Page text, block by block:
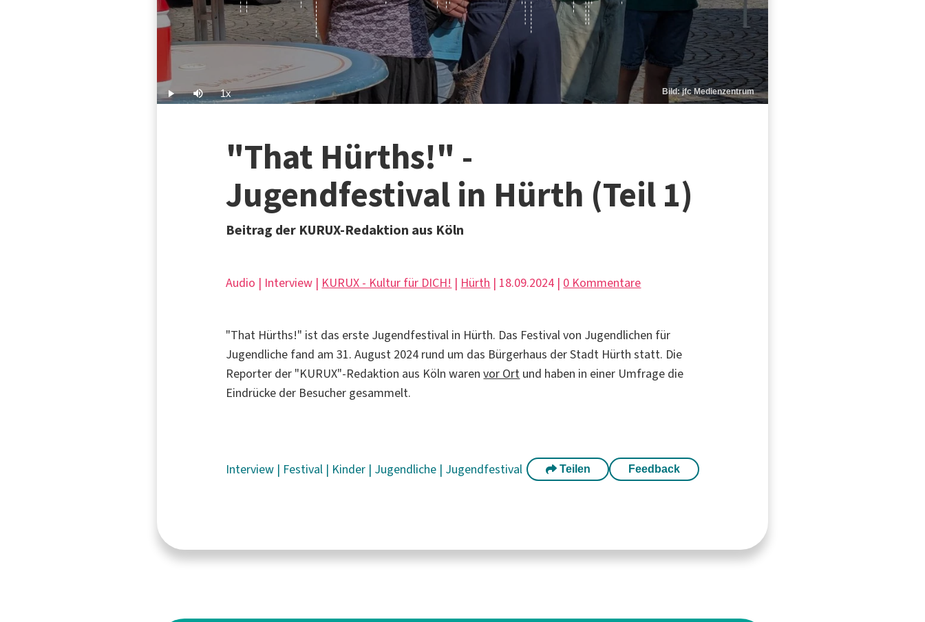
Play Mute 1xPlayback
Rate
Bild: jfc Medienzentrum
"That Hürths!" -
Jugendfestival in Hürth (Teil 1)
Beitrag der KURUX-Redaktion aus Köln
Audio | Interview | KURUX - Kultur für DICH! | Hürth | 18.09.2024 | 0 Kommentare
"That Hürths!" ist das erste Jugendfestival in Hürth. Das Festival von Jugendlichen für
Jugendliche fand am 31. August 2024 rund um das Bürgerhaus der Stadt Hürth statt. Die
Reporter der "KURUX"-Redaktion aus Köln warenvor Ort und haben in einer Umfrage die
Eindrücke der Besucher gesammelt.
Interview | Festival | Kinder | Jugendliche | Jugendfestival Teilen Feedback